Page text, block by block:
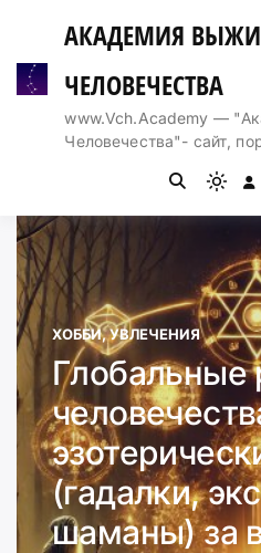
содержимому
АКАДЕМИЯ
ЧЕЛОВЕЧЕСТВА
www.Vch.Academy —
Человечества"- сайт,
Light
(click
to
to
dark)
ХОББИ, УВЛЕЧЕНИЯ
Глобальные
(гадалки,
шаманы) за